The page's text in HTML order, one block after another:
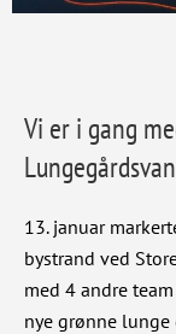
Vi er i gang
13. januar
bystrand ved
med 4 andre
nye grønne